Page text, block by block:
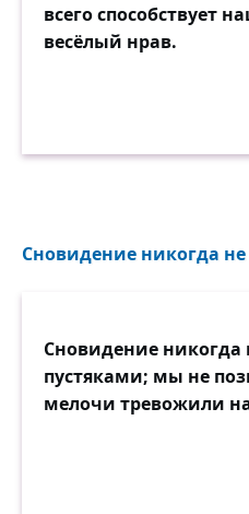
всего способствует
весёлый нрав.
Сновидение никогда не
Сновидение никогда
пустяками; мы не
мелочи тревожили